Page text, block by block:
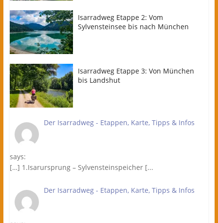
Isarradweg Etappe 2: Vom
Sylvensteinsee bis nach München
Isarradweg Etappe 3: Von München
bis Landshut
Der Isarradweg - Etappen, Karte, Tipps & Infos
says:
[…] 1.Isarursprung – Sylvensteinspeicher [...
Der Isarradweg - Etappen, Karte, Tipps & Infos